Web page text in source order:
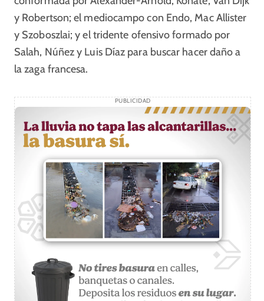
y Robertson; el mediocampo con Endo, Mac Allister
y Szoboszlai; y el tridente ofensivo formado por
Salah, Núñez y Luis Díaz para buscar hacer daño a
la zaga francesa.
PUBLICIDAD